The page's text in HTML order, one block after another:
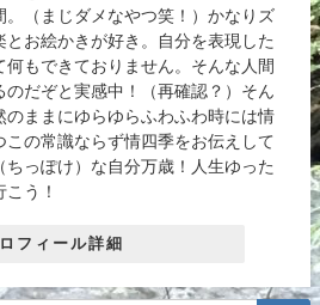
。（まじダメなやつ笑！）かなりズ
とお絵かきが好き。自分を表現した
何もできておりません。そんな人間
だぞと実感中！（再確認？）そん
のままにゆらゆらふわふわ時には情
この常識ならず情四季をお伝えして
ちっぽけ）な自分万歳！人生ゆった
う！
フィール詳細